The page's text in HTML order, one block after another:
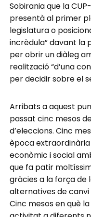
Sobirania que la
presentà al primer
legislatura o
incrèdula” davant la
per obrir un diàleg
realització “d’una
per decidir sobre el
Arribats a aquest
passat cinc mesos
d’eleccions. Cinc
època
econòmic i social
que fa patir
gràcies a la força de
alternatives de canvi
Cinc mesos en què